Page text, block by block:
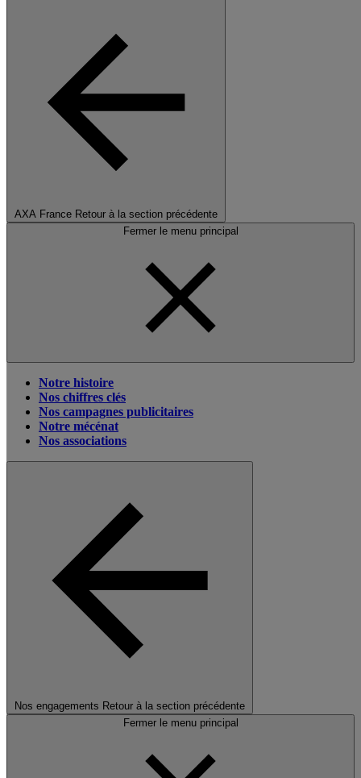
AXA France Retour à la section précédente
Fermer le menu principal
Notre histoire
Nos chiffres clés
Nos campagnes publicitaires
Notre mécénat
Nos associations
Nos engagements Retour à la section précédente
Fermer le menu principal